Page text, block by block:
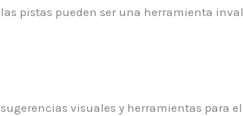
pistas pueden ser una herramienta
visuales y herramientas para